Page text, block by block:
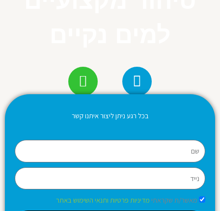
בכל רגע ניתן ליצור איתנו קשר
שם
נייד
הסכמה
מאשר/ת שקראתי מדיניות פרטיות ותנאי השימוש באתר